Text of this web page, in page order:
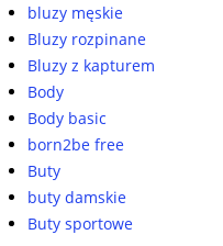
bluzy męskie
Bluzy rozpinane
Bluzy z kapturem
Body
Body basic
born2be free
Buty
buty damskie
Buty sportowe